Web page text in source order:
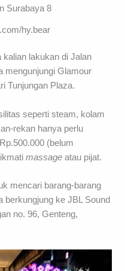
hy.bear
kalian lakukan di Jalan
mengunjungi Glamour
Tunjungan Plaza.
seperti steam, kolam
rekan hanya perlu
(belum
massage atau pijat.
mencari barang-barang
berkungjung ke JBL Sound
no. 96, Genteng,